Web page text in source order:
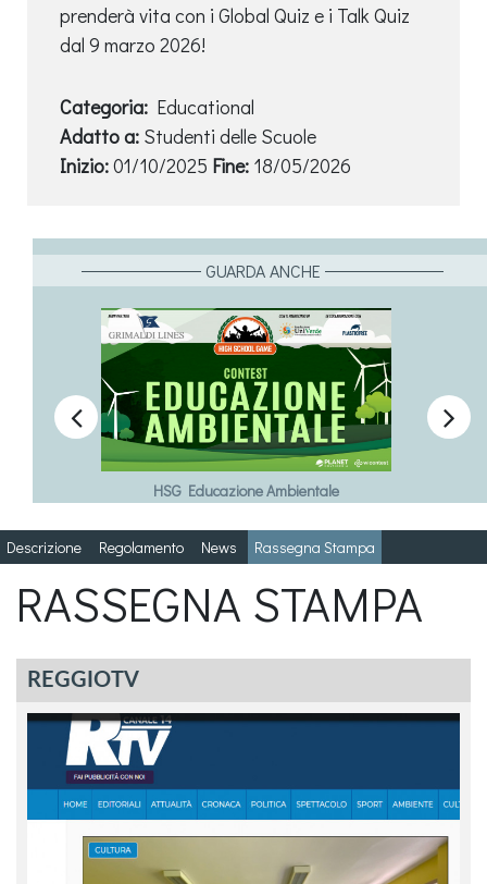
prenderà vita con i Global Quiz e i Talk Quiz
dal 9 marzo 2026!
Categoria: Educational
Adatto a: Studenti delle Scuole
Inizio:01/10/2025 Fine: 18/05/2026
GUARDA ANCHE
HSG Bullismo e Cyberbullismo
 
Descrizione Regolamento News Rassegna Stampa
RASSEGNA STAMPA
REGGIOTV